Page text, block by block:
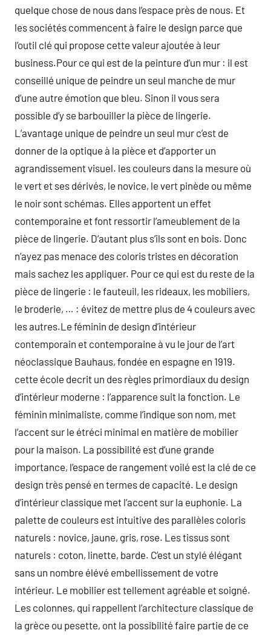
quelque chose de nous dans l’espace près de nous. Et
les sociétés commencent à faire le design parce que
l’outil clé qui propose cette valeur ajoutée à leur
business.Pour ce qui est de la peinture d’un mur : il est
conseillé unique de peindre un seul manche de mur
d’une autre émotion que bleu. Sinon il vous sera
possible d’y se barbouiller la pièce de lingerie.
L’avantage unique de peindre un seul mur c’est de
donner de la optique à la pièce et d’apporter un
agrandissement visuel. les couleurs dans la mesure où
le vert et ses dérivés, le novice, le vert pinède ou même
le noir sont schémas. Elles apportent un effet
contemporaine et font ressortir l’ameublement de la
pièce de lingerie. D’autant plus s’ils sont en bois. Donc
n’ayez pas menace des coloris tristes en décoration
mais sachez les appliquer. Pour ce qui est du reste de la
pièce de lingerie : le fauteuil, les rideaux, les mobiliers,
le broderie, … : évitez de mettre plus de 4 couleurs avec
les autres.Le féminin de design d’intérieur
contemporain et contemporaine à vu le jour de l’art
néoclassique Bauhaus, fondée en espagne en 1919.
cette école decrit un des règles primordiaux du design
d’intérieur moderne : l’apparence suit la fonction. Le
féminin minimaliste, comme l’indique son nom, met
l’accent sur le étréci minimal en matière de mobilier
pour la maison. La possibilité est d’une grande
importance, l’espace de rangement voilé est la clé de ce
design très pensé en termes de capacité. Le design
d’intérieur classique met l’accent sur la euphonie. La
palette de couleurs est intuitive des parallèles coloris
naturels : novice, jaune, gris, rose. Les tissus sont
naturels : coton, linette, barde. C’est un stylé élégant
sans un nombre élévé embellissement de votre
intérieur. Le mobilier est tellement agréable et soigné.
Les colonnes, qui rappellent l’architecture classique de
la grèce ou pesette, ont la possibilité faire partie de ce